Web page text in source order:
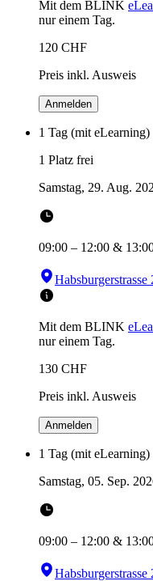
Mit dem BLINK
nur einem Tag.
120 CHF
Preis inkl. Ausweis
Anmelden
1 Tag (mit eLearning)
1 Platz frei
Samstag, 29. Aug.
09:00 – 12:00 &
Mit dem BLINK
nur einem Tag.
130 CHF
Preis inkl. Ausweis
Anmelden
1 Tag (mit eLearning)
Samstag, 05. Sep.
09:00 – 12:00 &